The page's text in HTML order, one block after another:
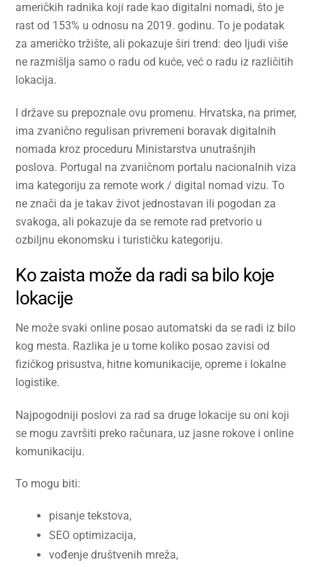
američkih radnika koji rade kao digitalni nomadi, što je
rast od 153% u odnosu na 2019. godinu. To je podatak
za američko tržište, ali pokazuje širi trend: deo ljudi više
ne razmišlja samo o radu od kuće, već o radu iz različitih
lokacija.
I države su prepoznale ovu promenu. Hrvatska, na primer,
ima zvanično regulisan privremeni boravak digitalnih
nomada kroz proceduru Ministarstva unutrašnjih
poslova. Portugal na zvaničnom portalu nacionalnih viza
ima kategoriju za remote work / digital nomad vizu. To
ne znači da je takav život jednostavan ili pogodan za
svakoga, ali pokazuje da se remote rad pretvorio u
ozbiljnu ekonomsku i turističku kategoriju.
Ko zaista može da radi sa bilo koje
lokacije
Ne može svaki online posao automatski da se radi iz bilo
kog mesta. Razlika je u tome koliko posao zavisi od
fizičkog prisustva, hitne komunikacije, opreme i lokalne
logistike.
Najpogodniji poslovi za rad sa druge lokacije su oni koji
se mogu završiti preko računara, uz jasne rokove i online
komunikaciju.
To mogu biti:
pisanje tekstova,
SEO optimizacija,
vođenje društvenih mreža,